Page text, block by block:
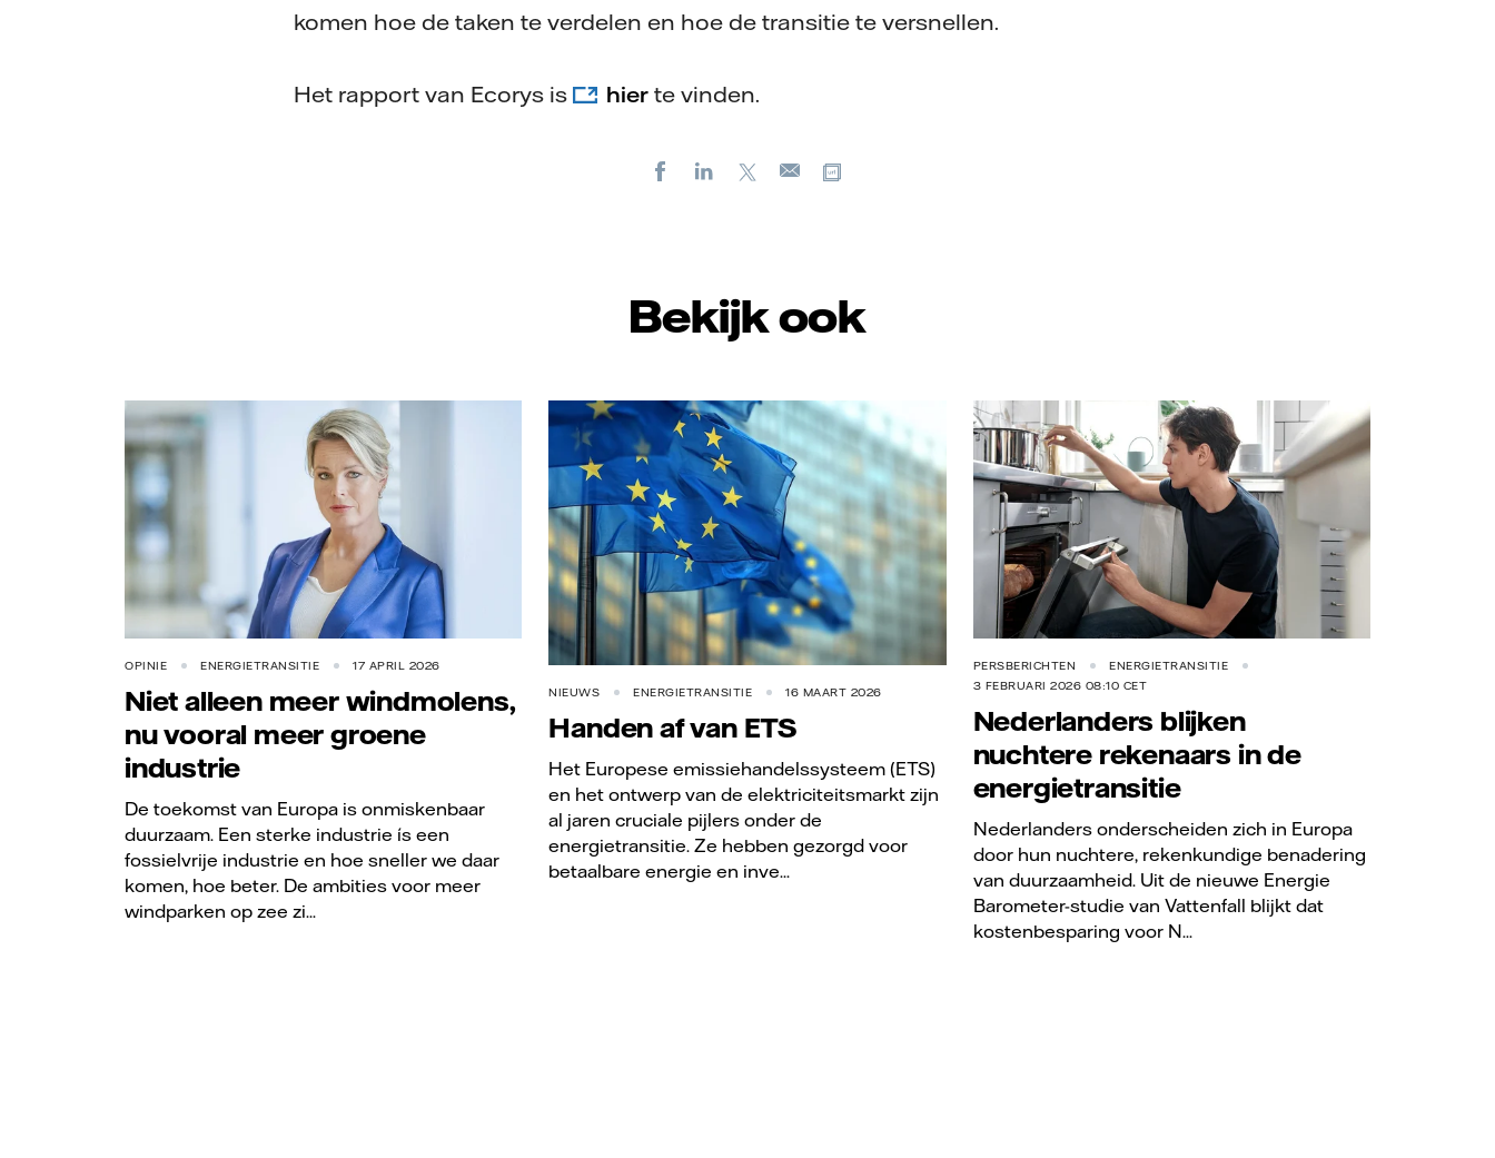
komen hoe de taken te verdelen en hoe de transitie te versnellen.
Het rapport van Ecorys is hier te vinden.
FacebookLinkedIn
X
E-
Bekijk ook
OPINIE ENERGIETRANSITIE 17 APRIL 2026
Niet alleen meer windmolens,
nu vooral meer groene
industrie
De toekomst van Europa is onmiskenbaar
duurzaam. Een sterke industrie ís een
fossielvrije industrie en hoe sneller we daar
komen, hoe beter. De ambities voor meer
windparken op zee zi...
Adobe Stock
NIEUWS ENERGIETRANSITIE 16 MAART 2026
Handen af van ETS
Het Europese emissiehandelssysteem (ETS)
en het ontwerp van de elektriciteitsmarkt zijn
al jaren cruciale pijlers onder de
energietransitie. Ze hebben gezorgd voor
betaalbare energie en inve...
PERSBERICHTEN
ENERGIETRANSITIE
3 FEBRUARI 2026 08:10 CET
Nederlanders blijken
nuchtere rekenaars in de
energietransitie
Nederlanders onderscheiden zich in Europa
door hun nuchtere, rekenkundige benadering
van duurzaamheid. Uit de nieuwe Energie
Barometer-studie van Vattenfall blijkt dat
kostenbesparing voor N...